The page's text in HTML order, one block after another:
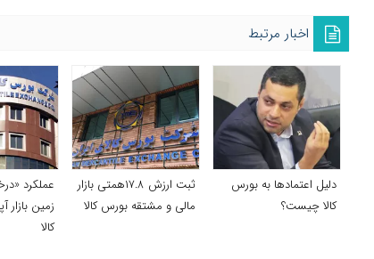
اخبار مرتبط
دلیل اعتمادها به بورس
کالا چیست؟
ثبت ارزش ۱۷.۸همتی بازار
مالی و مشتقه بورس کالا
عملکرد
زمین
کالا